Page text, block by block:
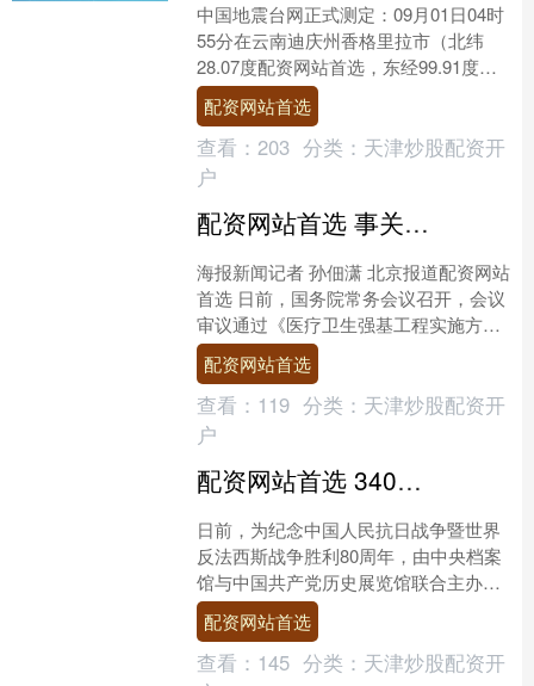
中国地震台网正式测定：09月01日04时
55分在云南迪庆州香格里拉市（北纬
28.07度配资网站首选，东经99.91度）
发生3.1级地震，震源深度10千米。
（来....
配资网站首选
查看： 203 分类： 天津炒股配资开
户
配资网站首选 事关基层医疗 国常会审议通过《医疗卫生强基工程实施方案》
海报新闻记者 孙佃潇 北京报道配资网站
首选 日前，国务院常务会议召开，会议
审议通过《医疗卫生强基工程实施方
案》。 会议指出，实施医疗卫生强基工
程，事关人民群众健....
配资网站首选
查看： 119 分类： 天津炒股配资开
户
配资网站首选 340份抗战档案还原14年烽火路，《中流砥柱》展带观众触摸历史细节
日前，为纪念中国人民抗日战争暨世界
反法西斯战争胜利80周年，由中央档案
馆与中国共产党历史展览馆联合主办的
《中流砥柱——中国共产党抗日战争档
案展》专题展览在中国共....
配资网站首选
查看： 145 分类： 天津炒股配资开